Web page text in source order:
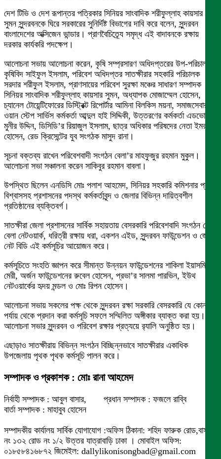
দেশ টিভি ও দেশ রূপান্তর পত্রিকার সিনিয়র সাংবাদিক শরীফুল্লাহ কায়সার
সুমন সুন্দরবনকে ঘিরে সরকারের সুনির্দিষ্ট বিভাগের দাবি করে বলেন, সুন্দরবন
বাংলাদেশের অক্সিজেন ভান্ডার। প্রাণবৈচিত্র্যে সমৃদ্ধ এই বাদাবনকে রক্ষায়
দরকার কার্যকরি পদক্ষেপ।
আলোচনা সভায় আলোচনা করেন, কৃষি সম্প্রসারণ অধিদপ্তরের উপ-পরিচালক
কৃষিবিদ সাইফুল ইসলাম, পরিবেশ অধিদপ্তর সাতক্ষীরার সহকারি পরিচালক
সরদার শরীফুল ইসলাম, প্রাণসায়ের পরিবেশ সুরক্ষা মঞ্চের সাধারণ সম্পাদক
সিনিয়র সাংবাদিক শরীফুল্লাহ কায়সার সুমন, অধ্যাপক মোজাম্মেল হোসেন,
চ্যানেল টোয়েন্টিফোরের ডিস্ট্রিক্ট রিপোর্টার আমিনা বিলকিস ময়না, সমাজসেবার
ওয়ান স্টেপ সার্ভিস কর্মকর্তা আব্দুল হাই সিদ্দিকী, উত্তরণের কর্মকর্তা এডভোকেট
মুনীর উদ্দিন, ডিসিডি’র রিয়াজুল ইসলাম, ছাত্র অধিকার পরিষদের নেতা ইমরান
হোসেন, রেড ক্রিসেন্টের যুব সংগঠক মাসুদ রানা।
সূচনা বক্তব্য রাখেন পরিবেশবাদী সংগঠন বেলা’র মাহফুজুর রহমান মুকুল।
আলোচনা সভা সঞ্চালনা করেন সাকিবুর রহমান বাবলা।
উপস্থিত ছিলেন এনডিসি মোঃ পলাশ আহমেদ, সিনিয়র সহকারি কমিশনার প্রণয়
বিশ্বাসসহ প্রশাসনের পদস্থ কর্মকর্তাবৃন্দ ও জেলার বিভিন্ন দায়িত্বশীল
প্রতিষ্ঠানের ব্যক্তিবর্গ।
সাতক্ষীরা জেলা প্রশাসনের সার্বিক সহায়তায় বেসরকারি পরিবেশবাদি সংগঠন বেলা,
বেলা নেটওয়ার্ক, ধরিত্রী রক্ষায় ধরা, একশন এইড, সুন্দরবন ফাউন্ডেশন ও জেড
নেট বিডি এই কর্মসূচির আয়োজন করে।
কর্মসূচিতে সংহতি জ্ঞাপন করে সীমান্ত উন্নয়ন ফাউন্ডেশনের শাকিলা ইয়াসমিন
মেরী, অর্জন ফাউন্ডেশনের রুবেল হোসেন, প্রভা’র সালমা পারভিন, ইউথ
নেটওয়ার্কের হৃদয় মন্ডল ও মোঃ রিপন হোসেন।
আলোচনা সভায় সকলের পক্ষ থেকে সুন্দরবন রক্ষা সরকারি বেসরকারি যে কোন
পর্যায় থেকে প্রদান করা কর্মসূচি সফলে সম্মিলিত অঙ্গীকার ব্যাক্ত করা হয়।
আলোচনা সভার সুন্দরবন ও পরিবেশ রক্ষার প্রত্যয়ে র‌্যালি অনুষ্ঠিত হয়।
এছাড়াও সাতক্ষীরায় বিভিন্ন সংগঠন বিচ্ছিন্নভাবে সাতক্ষীরার একাধিক
উপজেলায় পৃথক পৃথক কর্মসূচি পালন করে।
সম্পাদক ও প্রকাশক : মোঃ রানা আহমেদ
নির্বাহী সম্পাদক : আবুল বাসার, প্রধান সম্পাদক : ফজলে রাব্বি
বার্তা সম্পাদক : মাহাবুব হোসেন
সম্পাদকীয় কার্যালয় সার্বিক যোগাযোগ :অফিস ঠিকানা: শহিদ ফারুক রোড,বাসা
নং ১৩২ রোড নং ১/২ উত্তর যাত্রাবাড়ি ঢাকা । মোবাইল অফিস:
০১৮৫৮৪১৬৮৭২ জিমেইল: dallylikonisongbad@gmail.com